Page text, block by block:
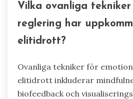
inkluderar känslomässig
flexibilitet och självmedkänsla.
medvetenhet gör det möjligt
förbättrar prestationen
flexibilitet möjliggör snabba
strategier baserat på